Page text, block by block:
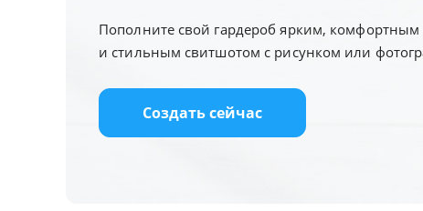
Пополните свой гардероб ярким, комфортным
и стильным свитшотом с рисунком или
Создать сейчас